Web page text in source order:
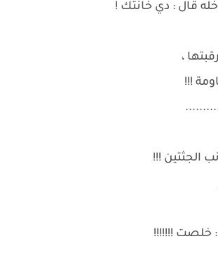
قال : دي خانتك !
،
!!!
الجثتين !!!
!!!!!!!